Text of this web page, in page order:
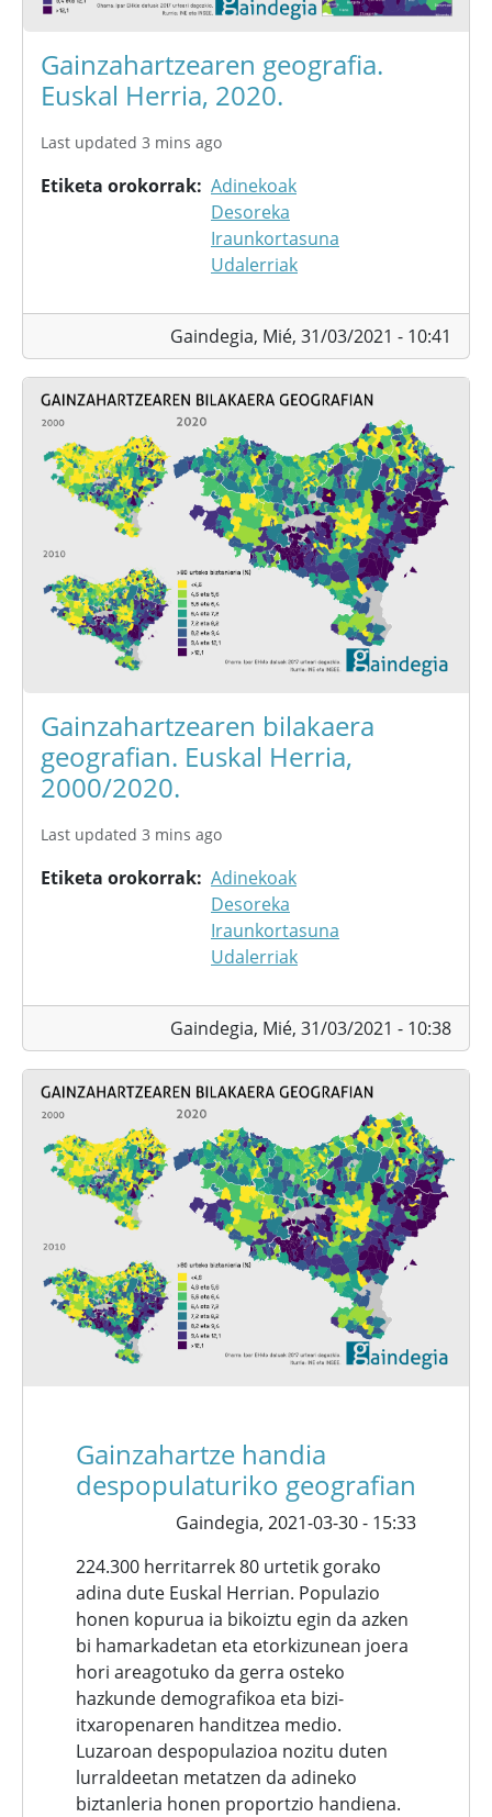
Gainzahartzearen geografia.
Euskal Herria, 2020.
Last updated 3 mins ago
Etiketa orokorrak Adinekoak
Desoreka
Iraunkortasuna
Udalerriak
Gaindegia, Mié, 31/03/2021 - 10:41
Gainzahartzearen bilakaera
geografian. Euskal Herria,
2000/2020.
Last updated 3 mins ago
Etiketa orokorrak Adinekoak
Desoreka
Iraunkortasuna
Udalerriak
Gaindegia, Mié, 31/03/2021 - 10:38
Gainzahartze handia
despopulaturiko geografian
Gaindegia, 2021-03-30 - 15:33
224.300 herritarrek 80 urtetik gorako
adina dute Euskal Herrian. Populazio
honen kopurua ia bikoiztu egin da azken
bi hamarkadetan eta etorkizunean joera
hori areagotuko da gerra osteko
hazkunde demografikoa eta bizi-
itxaropenaren handitzea medio.
Luzaroan despopulazioa nozitu duten
lurraldeetan metatzen da adineko
biztanleria honen proportzio handiena.